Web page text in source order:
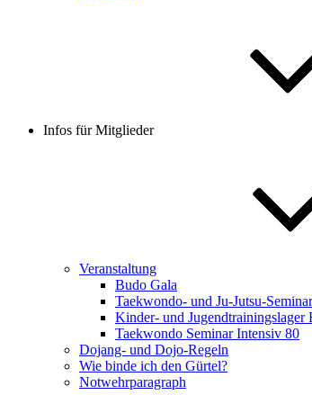
Infos für Mitglieder
Veranstaltung
Budo Gala
Taekwondo- und Ju-Jutsu-
Kinder- und Jugendtrainingslager
Taekwondo Seminar Intensiv 80
Dojang- und Dojo-Regeln
Wie binde ich den Gürtel?
Notwehrparagraph